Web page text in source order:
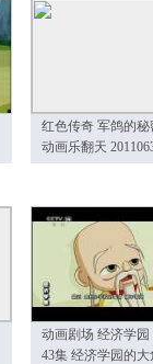
红色传奇 军鸽的秘
动画乐翻天
动画剧场 经济学园
43集 经济学园的大